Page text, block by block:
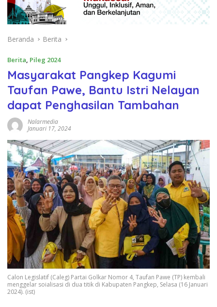
Beranda Berita
Berita, Pileg 2024
Masyarakat Pangkep Kagumi
Taufan Pawe, Bantu Istri Nelayan
dapat Penghasilan Tambahan
Nalarmedia
Januari 17, 2024
Calon Legislatif (Caleg) Partai Golkar Nomor 4, Taufan Pawe (TP) kembali
menggelar soialisasi di dua titik di Kabupaten Pangkep, Selasa (16 Januari
2024). (ist)